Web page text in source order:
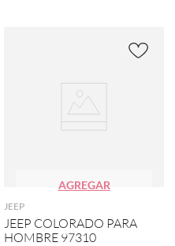
AGREGAR
JEEP
JEEP COLORADO PARA
HOMBRE 97310